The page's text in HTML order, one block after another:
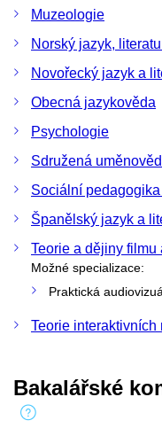
Muzeologie
Norský jazyk,
Novořecký jazyk a
Obecná jazykověda
Psychologie
Sdružená
Sociální
Španělský jazyk a
Teorie a dějiny
Možné specializace:
Praktická
Teorie interaktivních
Bakalářské